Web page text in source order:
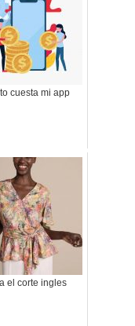
cuesta mi app
el corte ingles